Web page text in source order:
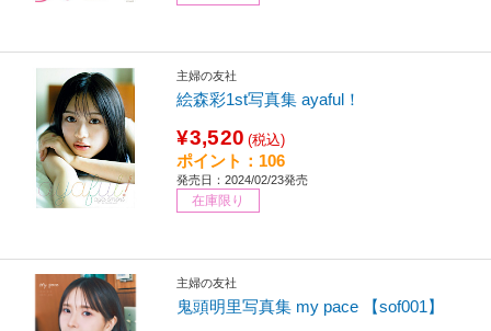
主婦の友社
絵森彩1st写真集 ayaful！
¥3,520 (税込)
ポイント：106
発売日：2024/02/23発売
在庫限り
主婦の友社
鬼頭明里写真集 my pace 【sof001】